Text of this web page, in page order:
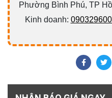
Phường Bình Phú, TP
Kinh doanh: